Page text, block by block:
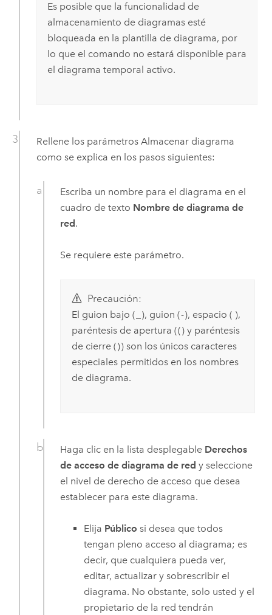
Es posible que la funcionalidad de
almacenamiento de diagramas esté
bloqueada en la plantilla de diagrama, por
lo que el comando no estará disponible para
el diagrama temporal activo.
Rellene los parámetros Almacenar diagrama
como se explica en los pasos siguientes:
Escriba un nombre para el diagrama en el
cuadro de texto Nombre de diagrama de
red.
Se requiere este parámetro.
Precaución:
El guion bajo ( ), guion (-), espacio ( ),
paréntesis de apertura (() y paréntesis
de cierre ()) son los únicos caracteres
especiales permitidos en los nombres
de diagrama.
Haga clic en la lista desplegable Derechos
de acceso de diagrama de red y seleccione
el nivel de derecho de acceso que desea
establecer para este diagrama.
Elija Público si desea que todos
tengan pleno acceso al diagrama; es
decir, que cualquiera pueda ver,
editar, actualizar y sobrescribir el
diagrama. No obstante, solo usted y el
propietario de la red tendrán